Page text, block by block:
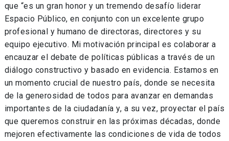
que “es un gran honor y un tremendo desafío liderar
Espacio Público, en conjunto con un excelente grupo
profesional y humano de directoras, directores y su
equipo ejecutivo. Mi motivación principal es colaborar a
encauzar el debate de políticas públicas a través de un
diálogo constructivo y basado en evidencia. Estamos en
un momento crucial de nuestro país, donde se necesita
de la generosidad de todos para avanzar en demandas
importantes de la ciudadanía y, a su vez, proyectar el país
que queremos construir en las próximas décadas, donde
mejoren efectivamente las condiciones de vida de todos